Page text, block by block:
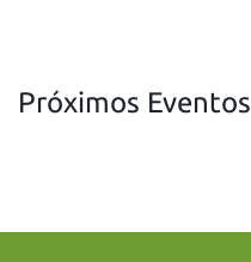
Próximos Eventos